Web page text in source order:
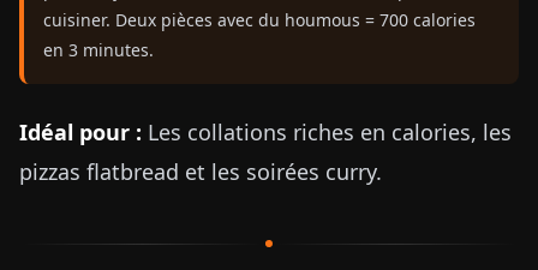
cuisiner. Deux pièces avec du houmous = 700 calories
en 3 minutes.
Idéal pour : Les collations riches en calories, les
pizzas flatbread et les soirées curry.